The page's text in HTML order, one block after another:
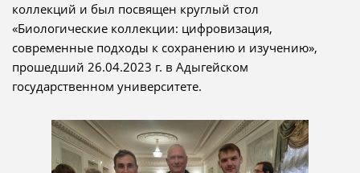
коллекций и был посвящен круглый стол
«Биологические коллекции: цифровизация,
современные подходы к сохранению и изучению»,
прошедший 26.04.2023 г. в Адыгейском
государственном университете.